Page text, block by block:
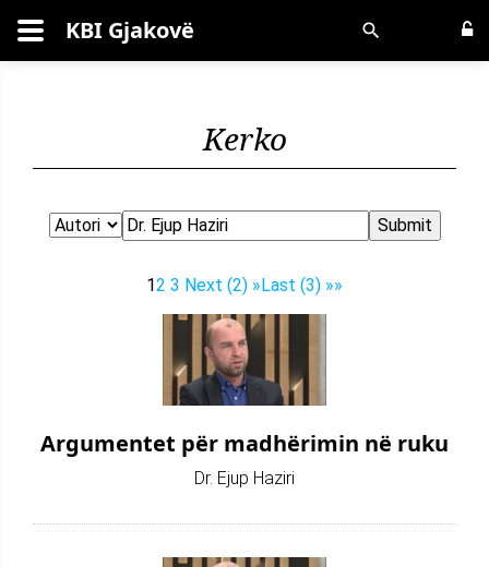
Kërko KBI Gjakovë
Kerko
12 3 Next (2) »Last (3) »»
Argumentet për madhërimin në ruku
Dr. Ejup Haziri